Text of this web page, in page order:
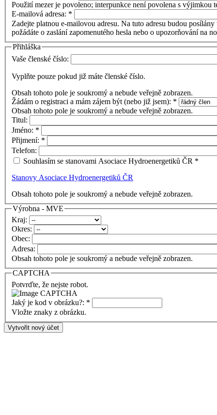
Použití mezer je povoleno; interpunkce není povolena s výjimkou
E-mailová adresa: *
Zadejte platnou e-mailovou adresu. Na tuto adresu budou
požádáte o zaslání zapomenutého hesla nebo o upozorňování na
Přihláška
Vaše členské číslo:
Vyplňte pouze pokud již máte členské číslo.
Obsah tohoto pole je soukromý a nebude veřejně zobrazen.
Žádám o registraci a mám zájem být (nebo již jsem): *
Obsah tohoto pole je soukromý a nebude veřejně zobrazen.
Titul:
Jméno: *
Přijmení: *
Telefon:
Souhlasím se stanovami Asociace Hydroenergetiků ČR *
Stanovy Asociace Hydroenergetiků ČR
Obsah tohoto pole je soukromý a nebude veřejně zobrazen.
Výrobna - MVE
Kraj:
Okres:
Obec:
Adresa:
Obsah tohoto pole je soukromý a nebude veřejně zobrazen.
CAPTCHA
Potvrďte, že nejste robot.
Jaký je kod v obrázku?: *
Vložte znaky z obrázku.